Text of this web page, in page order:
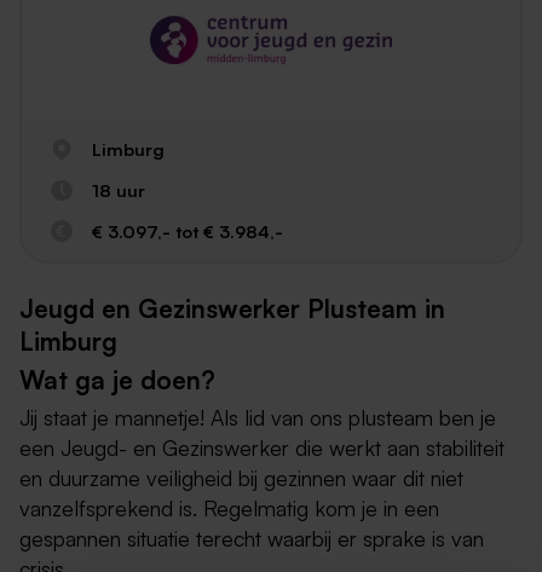
Limburg
18 uur
€ 3.097,- tot € 3.984,-
Jeugd en Gezinswerker Plusteam in
Limburg
Wat ga je doen?
Jij staat je mannetje! Als lid van ons plusteam ben je
een Jeugd- en Gezinswerker die werkt aan stabiliteit
en duurzame veiligheid bij gezinnen waar dit niet
vanzelfsprekend is. Regelmatig kom je in een
gespannen situatie terecht waarbij er sprake is van